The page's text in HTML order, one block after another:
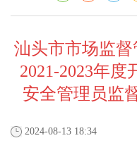
汕头市市场监
2021-2023年
安全管理员监
2024-08-13 18:34